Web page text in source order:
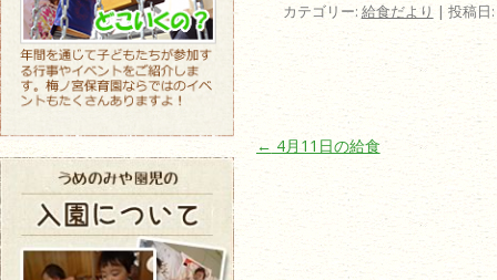
カテゴリー: 給食だより | 投稿日:
投稿ナビゲーション
← 4月11日の給食